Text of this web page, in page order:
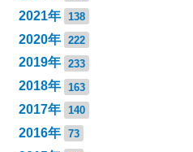
2021年 138
2020年 222
2019年 233
2018年 163
2017年 140
2016年 73